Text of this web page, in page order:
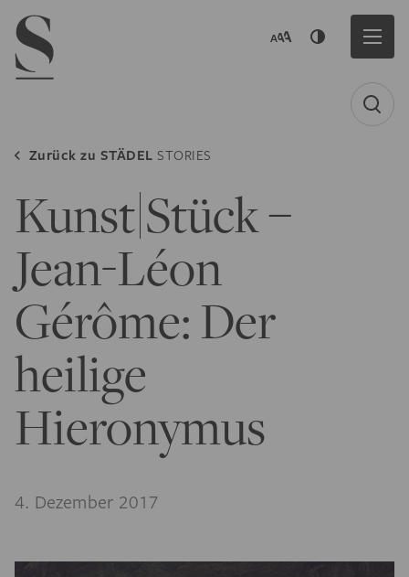
Navigation menu
Zurück zu STÄDEL STORIES
Kunst|Stück –
Jean-Léon
Gérôme: Der
heilige
Hieronymus
4. Dezember 2017